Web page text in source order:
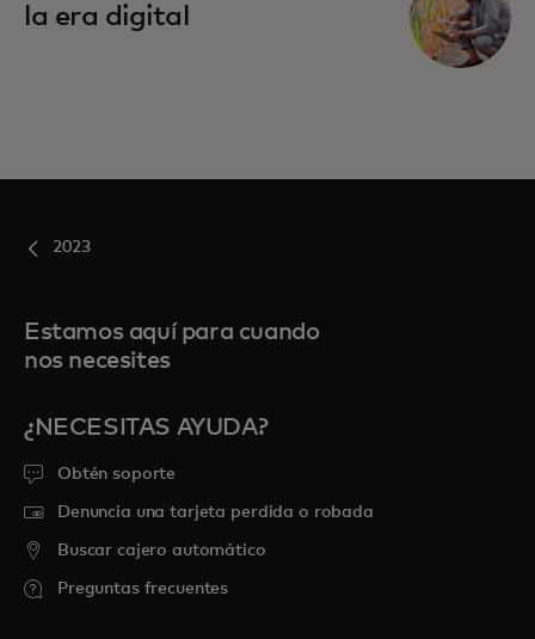
la era digital
2023
Estamos aquí para cuando
nos necesites
¿NECESITAS AYUDA?
Obtén soporte
Denuncia una tarjeta perdida o robada
Buscar cajero automático
Preguntas frecuentes